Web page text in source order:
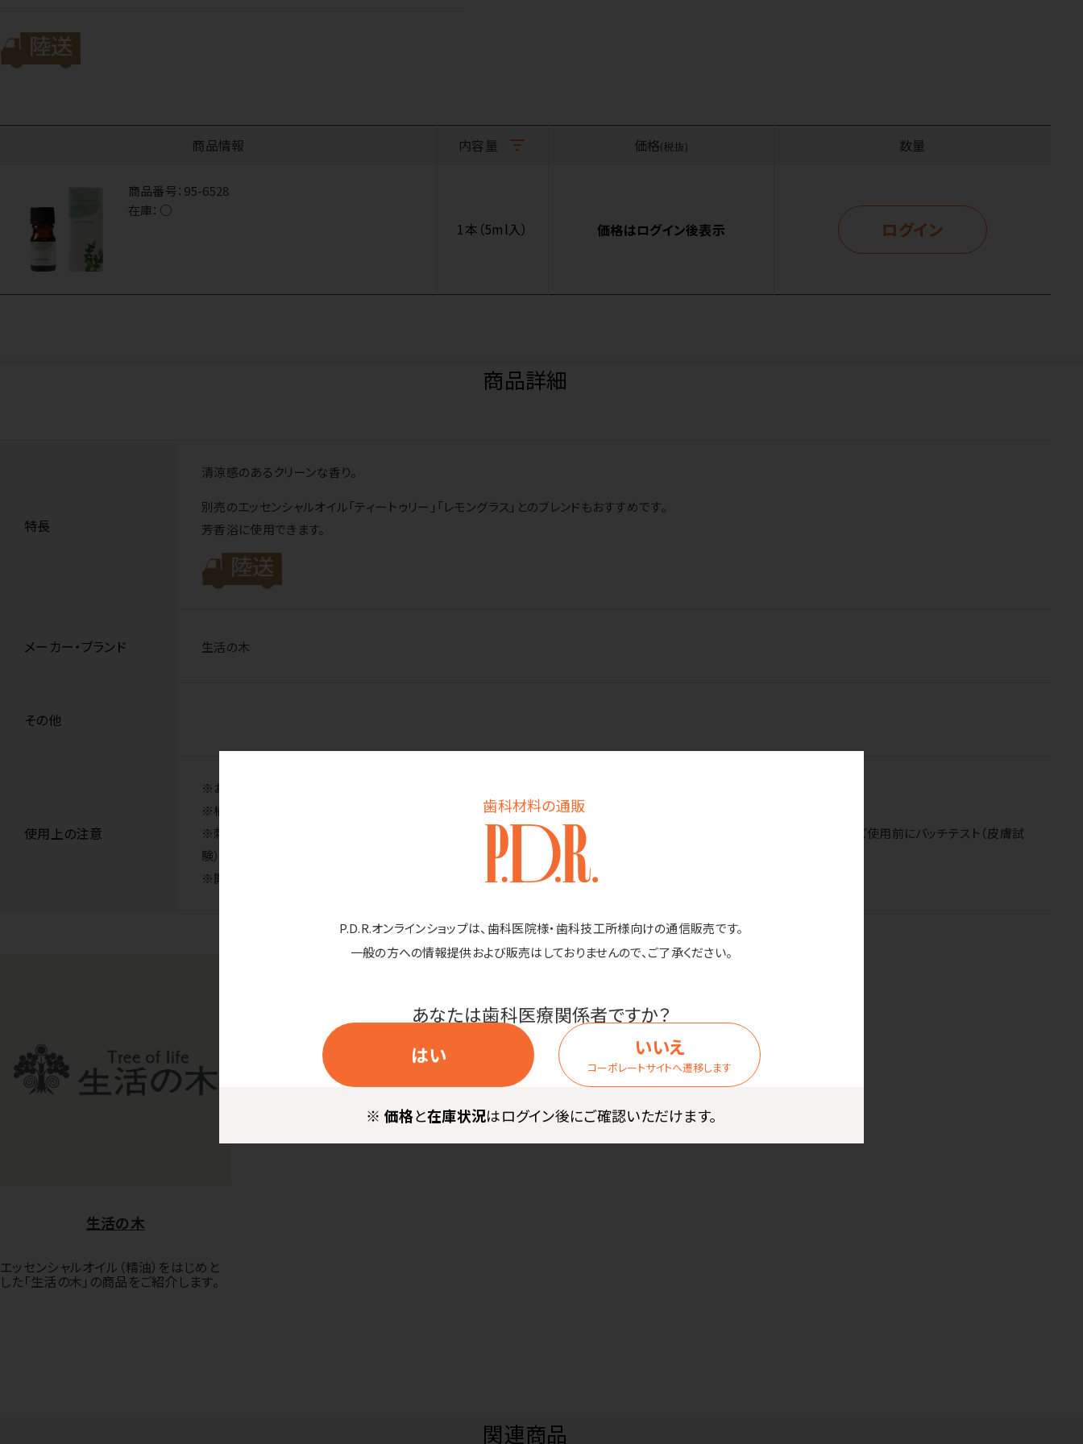
歯科材料の通販
P.D.R.オンラインショップは、歯科医院様・歯科技工所様向けの通信販売です。
一般の方への情報提供および販売はしておりませんので、ご了承ください。
あなたは歯科医療関係者ですか？
はい
いいえ
コーポレートサイトへ遷移します
※ 価格と在庫状況はログイン後にご確認いただけます。
商品情報 内容量 価格(税抜) 数量
商品番号： 95-6528
在庫： ○
1本（5ml入） 価格はログイン後表示 ログイン
商品詳細
特長
清涼感のあるクリーンな香り。
別売のエッセンシャルオイル「ティートゥリー」「レモングラス」とのブレンドもおすすめです。
芳香浴に使用できます。
メーカー・ブランド 生活の木
その他
使用上の注意
※お風呂に使用できますが、お肌の弱い方は低い濃度で試してからお使いください。
※植物油で希釈してマッサージ（トリートメント）に使用できますが、お肌の弱い方は低い濃度で試してからお使いください。
※刺激性があるため、少量でのご使用をおすすめします。特に敏感肌、アレルギー体質の方やお子さまはご注意ください。また、ご使用前にパッチテスト（皮膚試
験）をおすすめします。
※開封後12ヶ月以内を目安にご使用ください。
生活の木
エッセンシャルオイル（精油）をはじめと
した「生活の木」の商品をご紹介します。
関連商品